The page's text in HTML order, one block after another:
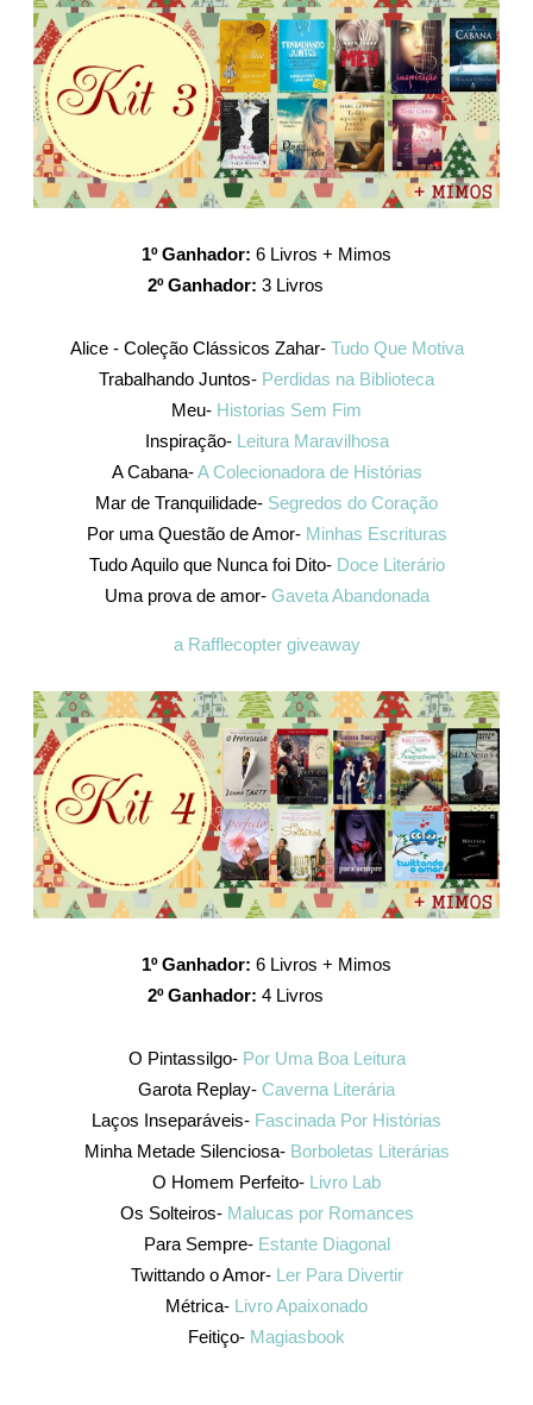
1º Ganhador: 6 Livros + Mimos
2º Ganhador: 3 Livros
Alice - Coleção Clássicos Zahar- Tudo Que Motiva
Trabalhando Juntos- Perdidas na Biblioteca
Meu- Historias Sem Fim
Inspiração- Leitura Maravilhosa
A Cabana-A Colecionadora de Histórias
Mar de Tranquilidade- Segredos do Coração
Por uma Questão de Amor- Minhas Escrituras
Tudo Aquilo que Nunca foi Dito- Doce Literário
Uma prova de amor- Gaveta Abandonada
a Rafflecopter giveaway
1º Ganhador: 6 Livros + Mimos
2º Ganhador: 4 Livros
O Pintassilgo- Por Uma Boa Leitura
Garota Replay- Caverna Literária
Laços Inseparáveis- Fascinada Por Histórias
Minha Metade Silenciosa- Borboletas Literárias
O Homem Perfeito- Livro Lab
Os Solteiros- Malucas por Romances
Para Sempre- Estante Diagonal
Twittando o Amor- Ler Para Divertir
Métrica- Livro Apaixonado
Feitiço- Magiasbook